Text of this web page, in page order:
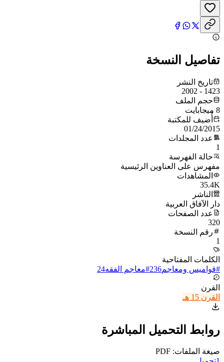
تفاصيل النسخة
تاريخ النشر
1423 - 2002
حجم الملف
8 ميجابايت
أُضيف للمكتبة
01/24/2015
عدد المجلدات
1
حالة الفهرسة
مفهرس على العناوين الرئيسية
المشاهدات
35.4K
الناشر
دار الآفاق العربية
عدد الصفحات
320
رقم النسخة
1
الكلمات المفتاحية
#قواميس ومعاجم236
#معاجم الفقه24
القرن
القرن 15 هـ
روابط التحميل المباشرة
صيغة الملفات: PDF